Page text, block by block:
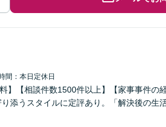
間：本日定休日
】【相談件数1500件以上】【家事事件の
添うスタイルに定評あり。「解決後の生